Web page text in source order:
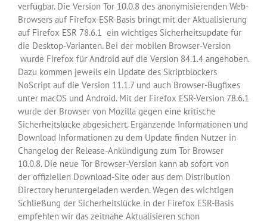
verfügbar. Die Version Tor 10.0.8 des anonymisierenden Web-
Browsers auf Firefox-ESR-Basis bringt mit der Aktualisierung
auf Firefox ESR 78.6.1 ein wichtiges Sicherheitsupdate für
die Desktop-Varianten. Bei der mobilen Browser-Version
wurde Firefox für Android auf die Version 84.1.4 angehoben.
Dazu kommen jeweils ein Update des Skriptblockers
NoScript auf die Version 11.1.7 und auch Browser-Bugfixes
unter macOS und Android. Mit der Firefox ESR-Version 78.6.1
wurde der Browser von Mozilla gegen eine kritische
Sicherheitslücke abgesichert. Ergänzende Informationen und
Download Informationen zu dem Update finden Nutzer in
Changelog der Release-Ankündigung zum Tor Browser
10.0.8. Die neue Tor Browser-Version kann ab sofort von
der offiziellen Download-Site oder aus dem Distribution
Directory heruntergeladen werden. Wegen des wichtigen
Schließung der Sicherheitslücke in der Firefox ESR-Basis
empfehlen wir das zeitnahe Aktualisieren schon